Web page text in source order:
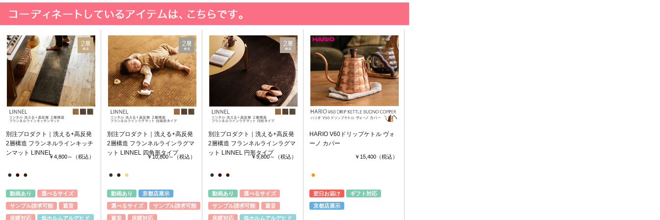
別注プロダクト｜洗える+高反発
2層構造 フランネルラインキッチ
ンマット LINNEL
￥4,800～ （税込）
● ● ●
動画あり 選べるサイズ
サンプル請求可能 遮音
床暖対応 低ホルムアルデヒド
別注プロダクト｜洗える+高反発
2層構造 フランネルラインラグマ
ット LINNEL 四角形タイプ
￥10,800～（税込）
● ● ●
動画あり 京都店展示
選べるサイズ サンプル請求可能
遮音 床暖対応
別注プロダクト｜洗える+高反発
2層構造 フランネルラインラグマ
ット LINNEL 円形タイプ
￥9,800～ （税込）
● ● ●
動画あり 選べるサイズ
サンプル請求可能 遮音
床暖対応 低ホルムアルデヒド
HARIO V60ドリップケトル ヴォ
ーノ カパー
￥15,400 （税込）
●
翌日お届け ギフト対応
京都店展示